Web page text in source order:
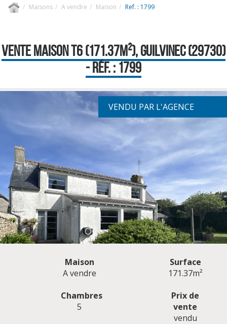
Maisons A vendre Maison Ref. : 1799
VENTE MAISON T6 (171.37M²), GUILVINEC (29730)
- RÉF. : 1799
VENDU PAR L'AGENCE
Maison
A vendre
Surface
171.37m²
Chambres
5
Prix de
vente
vendu